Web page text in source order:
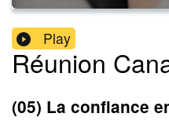
Play
Réunion
(05) La confiance